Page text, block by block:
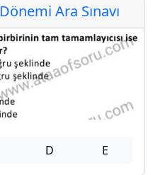
Ara Sınavı
D E